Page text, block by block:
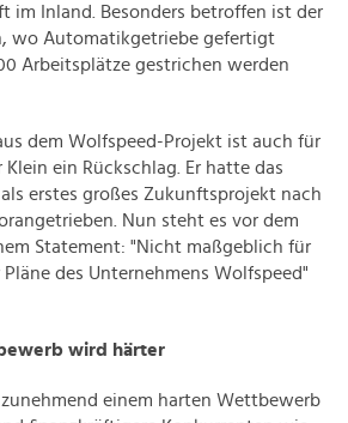
im Inland. Besonders betroffen ist der
wo Automatikgetriebe gefertigt
Arbeitsplätze gestrichen werden
dem Wolfspeed-Projekt ist auch für
ein Rückschlag. Er hatte das
erstes großes Zukunftsprojekt nach
Nun steht es vor dem
Statement: "Nicht maßgeblich für
des Unternehmens Wolfspeed"
wird härter
einem harten Wettbewerb